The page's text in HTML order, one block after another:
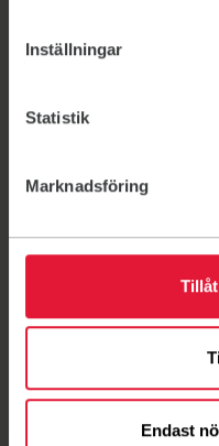
Inställningar
Statistik
Marknadsföring
Endast
Parksessies, zoals de
samen in de buurt van
Openbaar vervoer:
Ontmoetingspunt:
aan de zuidkant buiten
kunt de
voor specifieke